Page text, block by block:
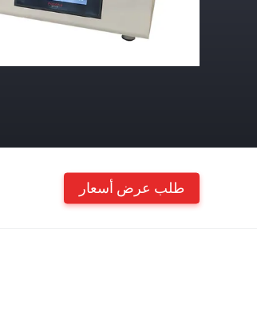
طلب عرض أسعار